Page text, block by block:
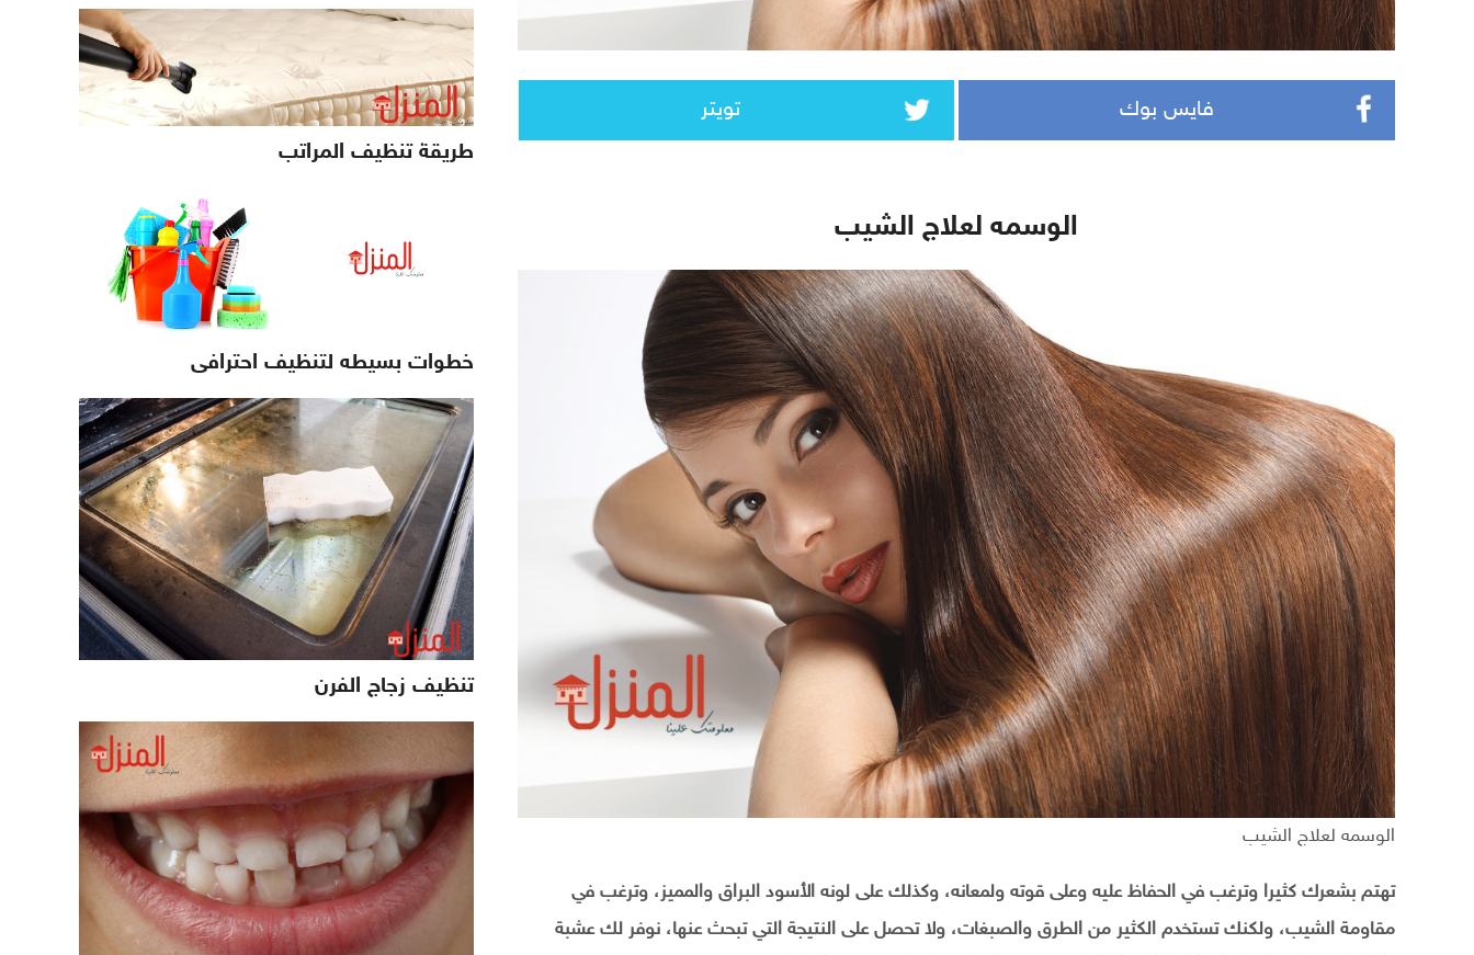
فايس بوك تويتر
الوسمه لعلاج الشيب
الوسمه لعلاج الشيب
تهتم بشعرك كثيرا وترغب في الحفاظ عليه وعلى قوته ولمعانه، وكذلك على لونه الأسود البراق والمميز، وترغب في
مقاومة الشيب، ولكنك تستخدم الكثير من الطرق والصبغات، ولا تحصل على النتيجة التي تبحث عنها، نوفر لك عشبة
طريقة تنظيف المراتب
خطوات بسيطه لتنظيف احترافى
تنظيف زجاج الفرن